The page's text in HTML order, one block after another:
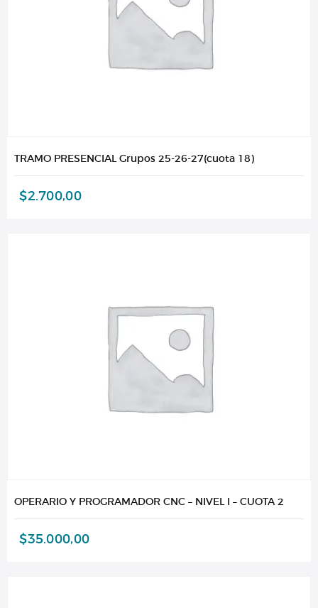
TRAMO PRESENCIAL Grupos 25-26-27(cuota 18)
$2.700,00
OPERARIO Y PROGRAMADOR CNC – NIVEL I – CUOTA 2
$35.000,00